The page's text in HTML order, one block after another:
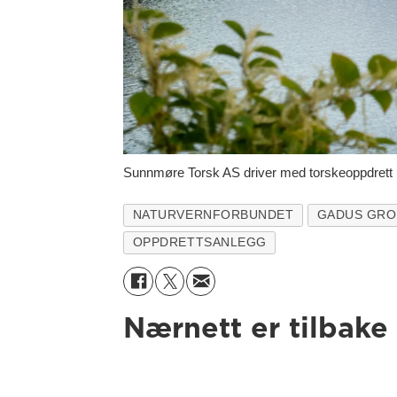
Sunnmøre Torsk AS driver med
NATURVERNFORBUNDET GADUS
OPPDRETTSANLEGG
Nærnett er tilbake